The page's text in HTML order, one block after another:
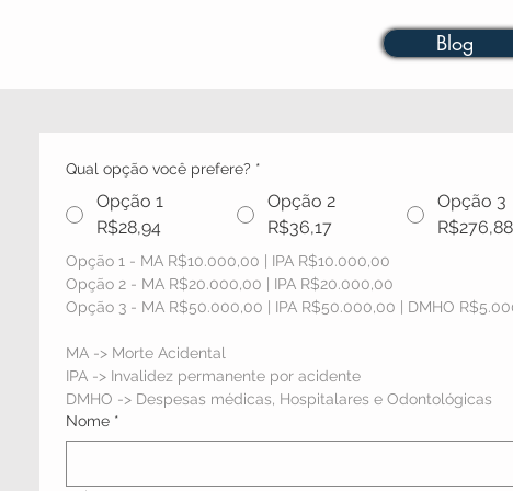
Blog
Qual opção você prefere? *
Opção 1
R$28,94
Opção 2
R$36,17
Opção 3
R$276,88
Opção 1 - MA R$10.000,00 | IPA R$10.000,00
Opção 2 - MA R$20.000,00 | IPA R$20.000,00
Opção 3 - MA R$50.000,00 | IPA R$50.000,00 | DMHO
MA -> Morte Acidental
IPA -> Invalidez permanente por acidente
DMHO -> Despesas médicas, Hospitalares e Odontológicas
Nome *